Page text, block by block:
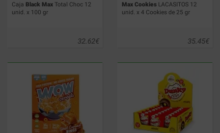
Caja Black Max Total Choc 12
unid. x 100 gr
€
32.62
Max Cookies LACASITOS 12
unid. x 4 Cookies de 25 gr
€
35.45